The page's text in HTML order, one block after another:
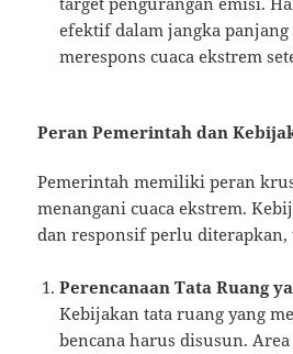
efektif dalam jangka
merespons cuaca ekstrem
Peran Pemerintah dan
Pemerintah memiliki peran
menangani cuaca ekstrem.
dan responsif perlu diterapkan,
Perencanaan Tata Ruang
Kebijakan tata ruang yang
bencana harus disusun.